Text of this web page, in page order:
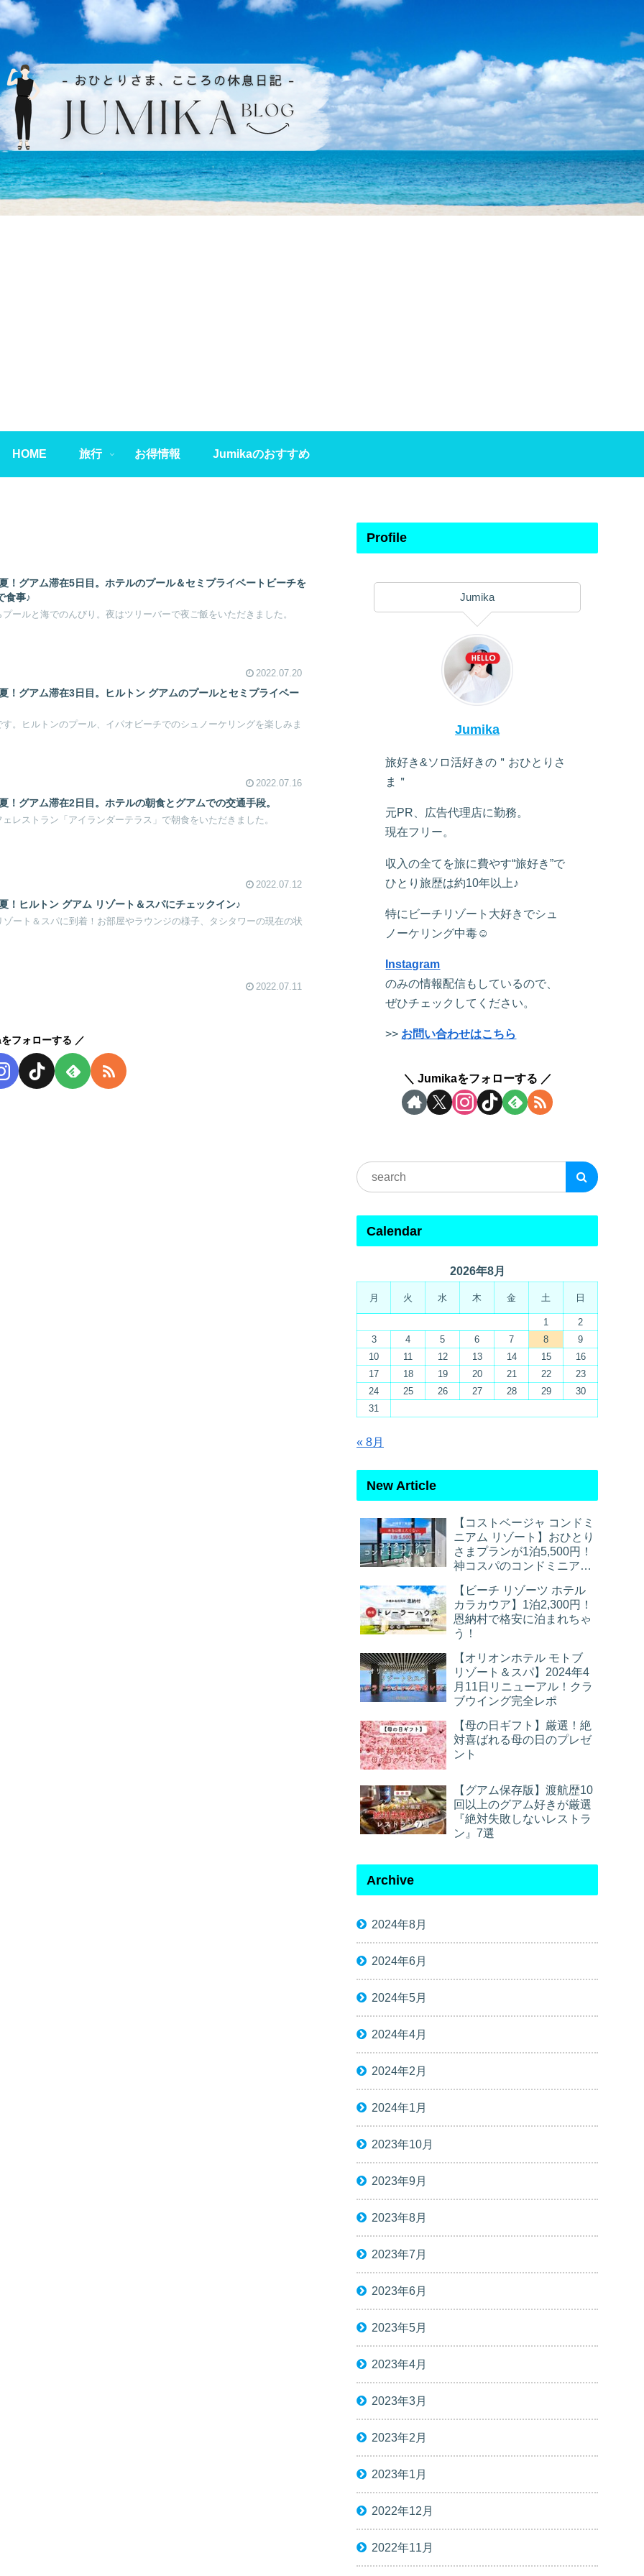
HOME 旅行 お得情報 Jumikaのおすすめ
！グアム滞在5日目。ホテルのプール＆セミプライベートビーチを
食事♪
ールと海でのんびり。夜はツリーバーで夜ご飯をいただきました。
2022.07.20
！グアム滞在3日目。ヒルトン グアムのプールとセミプライベー
。ヒルトンのプール、イパオビーチでのシュノーケリングを楽しみま
2022.07.16
！グアム滞在2日目。ホテルの朝食とグアムでの交通手段。
レストラン「アイランダーテラス」で朝食をいただきました。
2022.07.12
！ヒルトン グアム リゾート＆スパにチェックイン♪
ート＆スパに到着！お部屋やラウンジの様子、タシタワーの現在の状
2022.07.11
フォローする
Profile
Jumika
Jumika
旅好き&ソロ活好きの＂おひとりさ
ま＂
元PR、広告代理店に勤務。
現在フリー。
収入の全てを旅に費やす“旅好き”で
ひとり旅歴は約10年以上♪
特にビーチリゾート大好きでシュ
ノーケリング中毒☺︎
Instagram
のみの情報配信もしているので、
ぜひチェックしてください。
>> お問い合わせはこちら
Jumikaをフォローする
Calendar
2026年8月
月 火 水 木 金 土 日
1
2
3
4 5 6 7 8
9
10
11 12 13 14 15
16
17
18 19 20 21 22
23
24
25 26 27 28 29
30
31
« 8月
New Article
【コストベージャ コンドミ
ニアム リゾート】おひとり
さまプランが1泊5,500円！
神コスパのコンドミニアム
【ビーチ リゾーツ ホテル
カラカウア】1泊2,300円！
恩納村で格安に泊まれちゃ
う！
【オリオンホテル モトブ
リゾート＆スパ】2024年4
月11日リニューアル！クラ
ブウイング完全レポ
【母の日ギフト】厳選！絶
対喜ばれる母の日のプレゼ
ント
【グアム保存版】渡航歴10
回以上のグアム好きが厳選
『絶対失敗しないレストラ
ン』7選
Archive
2024年8月
2024年6月
2024年5月
2024年4月
2024年2月
2024年1月
2023年10月
2023年9月
2023年8月
2023年7月
2023年6月
2023年5月
2023年4月
2023年3月
2023年2月
2023年1月
2022年12月
2022年11月